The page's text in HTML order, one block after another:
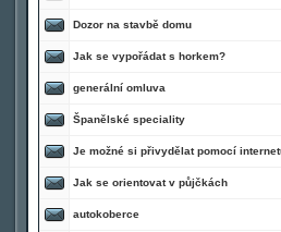
Dozor na stavbě domu
Jak se vypořádat s horkem?
generální omluva
Španělské speciality
Je možné si přivydělat pomocí
Jak se orientovat v půjčkách
autokoberce